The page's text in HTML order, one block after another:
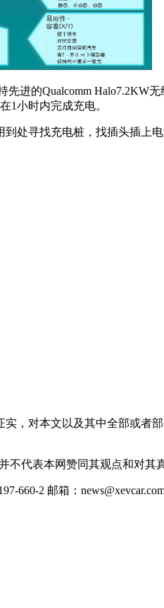
进的Qualcomm Halo7.2KW
1小时内完成充电。
处寻找充电桩，找插头插上
，对本文以及其中全部或者
代表本网赞同其观点和对其
660-2 邮箱：